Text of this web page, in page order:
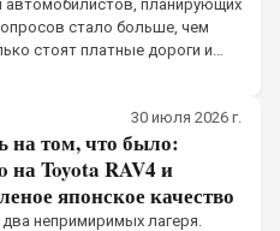
автомобилистов, планирующих
стало больше, чем
стоят платные дороги и
мосту. Разбираемся на
30 июля 2026 г.
на том, что было:
на Toyota RAV4 и
японское качество
непримиримых лагеря.